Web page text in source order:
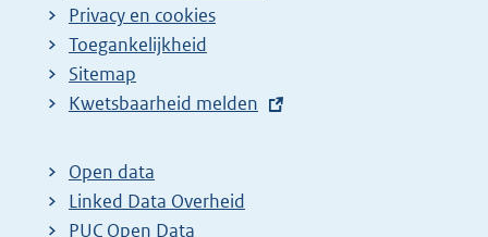
Privacy en cookies
Toegankelijkheid
Sitemap
E
t
e
r
Kwetsbaarheid melden
Open data
Linked Data Overheid
PUC Open Data